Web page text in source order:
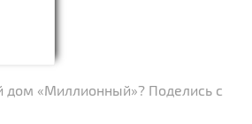
дом «Миллионный»? Поделись с